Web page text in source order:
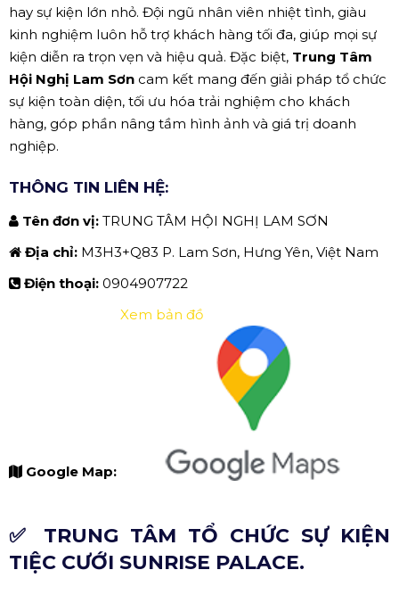
hay sự kiện lớn nhỏ. Đội ngũ nhân viên nhiệt tình, giàu
kinh nghiệm luôn hỗ trợ khách hàng tối đa, giúp mọi sự
kiện diễn ra trọn vẹn và hiệu quả. Đặc biệt, Trung Tâm
Hội Nghị Lam Sơn cam kết mang đến giải pháp tổ chức
sự kiện toàn diện, tối ưu hóa trải nghiệm cho khách
hàng, góp phần nâng tầm hình ảnh và giá trị doanh
nghiệp.
THÔNG TIN LIÊN HỆ:
Tên đơn vị: TRUNG TÂM HỘI NGHỊ LAM SƠN
Địa chỉ: M3H3+Q83 P. Lam Sơn, Hưng Yên, Việt Nam
Điện thoại: 0904907722
Google Map:
Xem bản đồ
✅ TRUNG TÂM TỔ CHỨC SỰ KIỆN
TIỆC CƯỚI SUNRISE PALACE.